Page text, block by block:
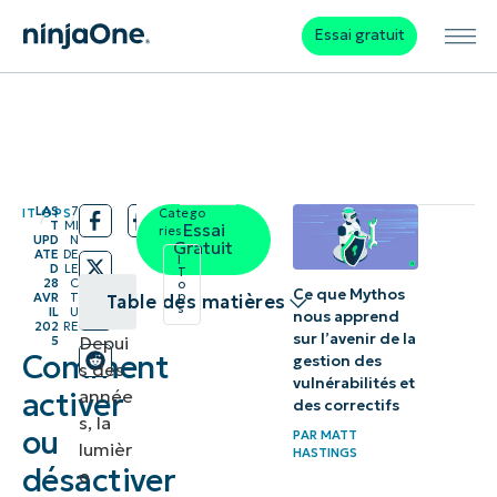
Essai gratuit
IT OPS
/
LAS
T
UPD
ATE
D
28
AVR
IL
202
5
/7
MI
N
DE
LE
C
T
U
RE
Comment
activer
ou
désactiver
Table des matières
Pourquoi
activer ou
l’éclairage
nocturne ?
Depui
s des
année
s, la
lumièr
e
Essai
Gratuit
Catego
ries:
I
T
o
p
s
Ce que Mythos
nous apprend
sur l’avenir de la
gestion des
vulnérabilités et
des correctifs
PAR MATT
HASTINGS